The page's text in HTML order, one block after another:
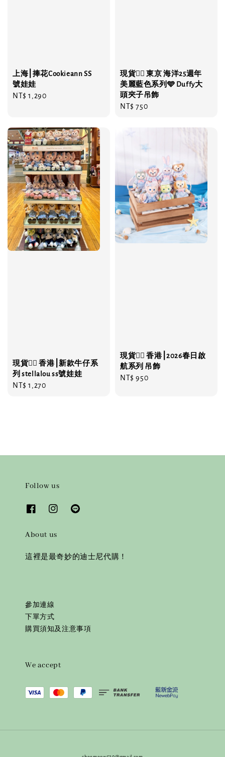
上海⎮捧花Cookieann SS
號娃娃
Regular
NT$ 1,290
現貨❤️‍🔥 東京 海洋25週年
美麗藍色系列🩵 Duffy大
頭夾子吊飾
Regular
NT$ 750
現貨❤️‍🔥 香港⎮新款牛仔系
列 stellalou ss號娃娃
Regular
NT$ 1,270
現貨❤️‍🔥 香港⎮2026春日啟
航系列 吊飾
Regular
NT$ 950
Follow us
About us
這裡是最奇妙的迪士尼代購！
參加連線
下單方式
購買須知及注意事項
We accept